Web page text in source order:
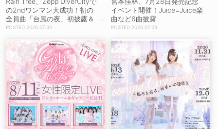
の2ndワンマン大成功！初の
全員曲「台風の夜」初披露＆
初の韓国公演決定！［ライブ
2026.07.30
イベント開催！Juice=Juice楽
曲など6曲披露
2026.07.29